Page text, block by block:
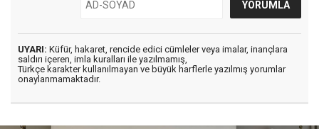
UYARI: Küfür, hakaret, rencide edici cümleler veya imalar, inançlara
saldırı içeren, imla kuralları ile yazılmamış,
Türkçe karakter kullanılmayan ve büyük harflerle yazılmış yorumlar
onaylanmamaktadır.